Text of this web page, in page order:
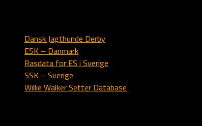
Dansk Jagthunde Derby
ESK – Danmark
Rasdata for ES i Sverige
SSK – Sverige
Willie Walker Setter Database